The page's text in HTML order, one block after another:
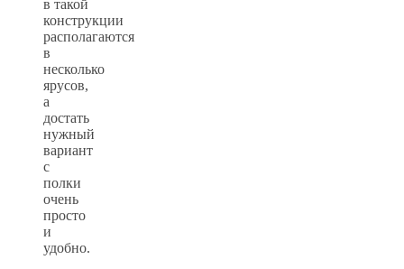
в такой
конструкции
располагаются
в
несколько
ярусов,
а
достать
нужный
вариант
с
полки
очень
просто
и
удобно.